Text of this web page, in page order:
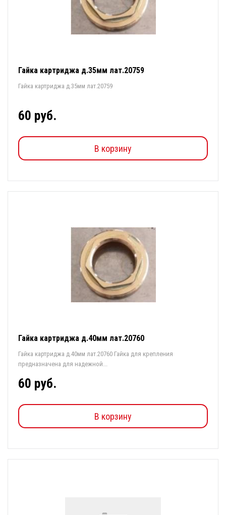
Гайка картриджа д.35мм лат.20759
Гайка картриджа д.35мм лат.20759
60 руб.
В корзину
Гайка картриджа д.40мм лат.20760
Гайка картриджа д.40мм лат.20760 Гайка для крепления
предназначена для надежной...
60 руб.
В корзину